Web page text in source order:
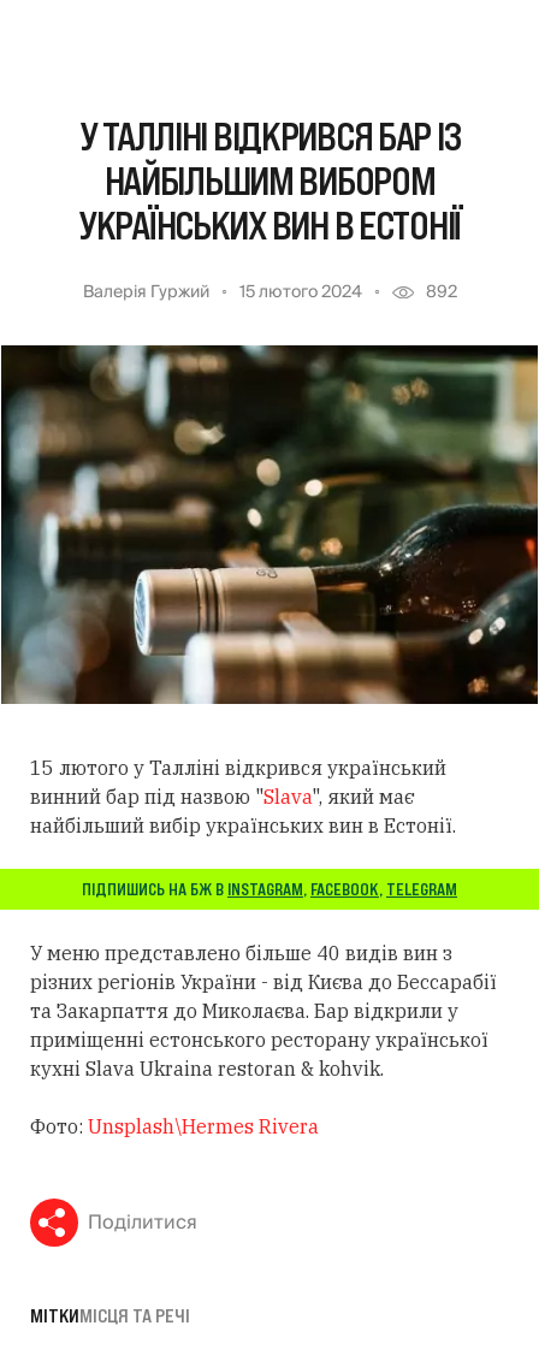
У ТАЛЛІНІ ВІДКРИВСЯ БАР ІЗ
НАЙБІЛЬШИМ ВИБОРОМ
УКРАЇНСЬКИХ ВИН В ЕСТОНІЇ
Валерія Гуржий 15 лютого 2024 892
15 лютого у Талліні відкрився український
винний бар під назвою "Slava", який має
найбільший вибір українських вин в Естонії.
ПІДПИШИСЬ НА БЖ В INSTAGRAM, FACEBOOK, TELEGRAM
У меню представлено більше 40 видів вин з
різних регіонів України - від Києва до Бессарабії
та Закарпаття до Миколаєва. Бар відкрили у
приміщенні естонського ресторану української
кухні Slava Ukraina restoran & kohvik.
Фото: Unsplash\Hermes Rivera
Поділитися
МІТКИМІСЦЯ ТА РЕЧІ